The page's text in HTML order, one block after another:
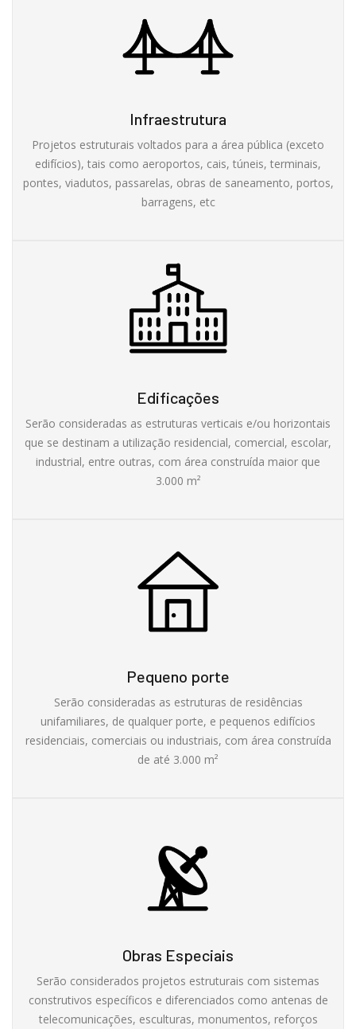
Infraestrutura
Projetos estruturais voltados para a área pública (exceto
edifícios), tais como aeroportos, cais, túneis, terminais,
pontes, viadutos, passarelas, obras de saneamento, portos,
barragens, etc
Edificações
Serão consideradas as estruturas verticais e/ou horizontais
que se destinam a utilização residencial, comercial, escolar,
industrial, entre outras, com área construída maior que
3.000 m²
Pequeno porte
Serão consideradas as estruturas de residências
unifamiliares, de qualquer porte, e pequenos edifícios
residenciais, comerciais ou industriais, com área construída
de até 3.000 m²
Obras Especiais
Serão considerados projetos estruturais com sistemas
construtivos específicos e diferenciados como antenas de
telecomunicações, esculturas, monumentos, reforços